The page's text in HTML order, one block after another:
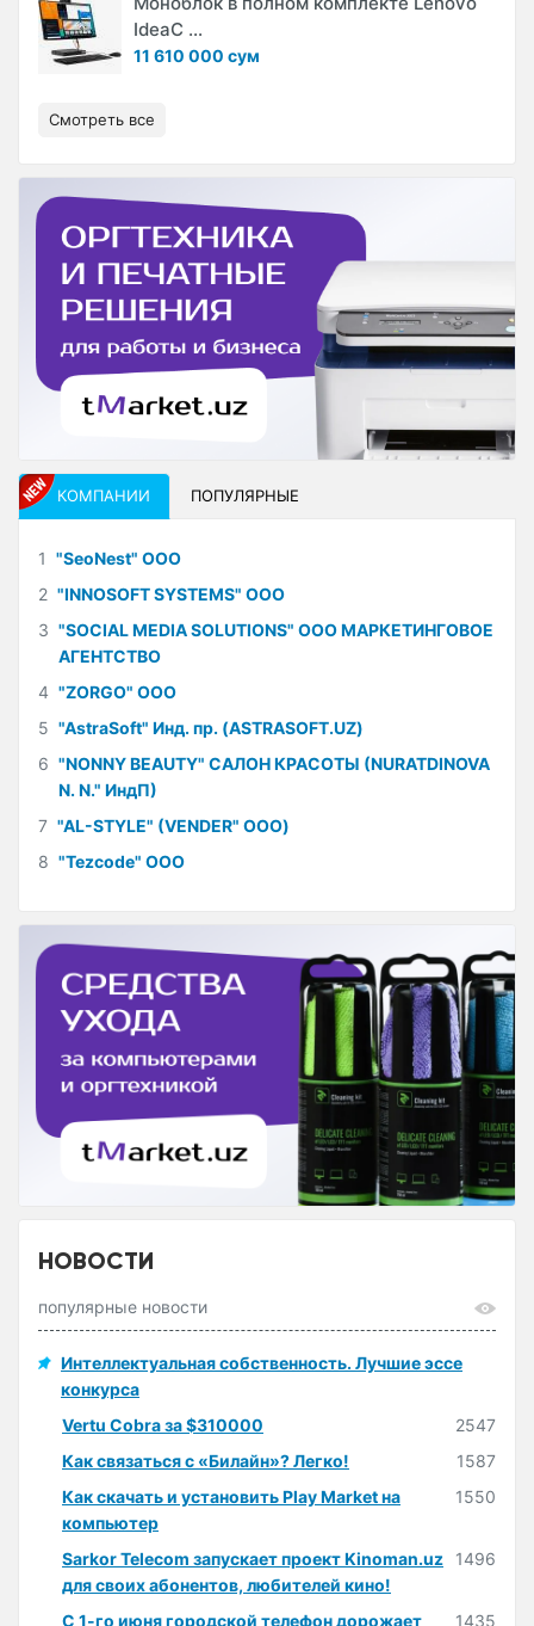
IdeaC ...
11 610 000 сум
Смотреть все
КОМПАНИИ ПОПУЛЯРНЫЕ
1 "SeoNest" ООО
2 "INNOSOFT SYSTEMS" ООО
3 "SOCIAL MEDIA SOLUTIONS" ООО МАРКЕТИНГОВОЕ
АГЕНТСТВО
4 "ZORGO" ООО
5 "AstraSoft" Инд. пр. (ASTRASOFT.UZ)
6 "NONNY BEAUTY" САЛОН КРАСОТЫ (NURATDINOVA
N. N." ИндП)
7 "AL-STYLE" (VENDER" ООО)
8 "Tezcode" ООО
НОВОСТИ
популярные новости
Интеллектуальная собственность. Лучшие эссе
конкурса
Vertu Cobra за $310000
2547
Как связаться с «Билайн»? Легко!
1587
Как скачать и установить Play Market на
компьютер
1550
Sarkor Telecom запускает проект Kinoman.uz
для своих абонентов, любителей кино!
1496
С 1-го июня городской телефон дорожает
1435